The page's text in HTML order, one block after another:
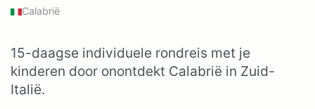
Calabrië
15-daagse individuele rondreis met je
kinderen door onontdekt Calabrië in Zuid-
Italië.